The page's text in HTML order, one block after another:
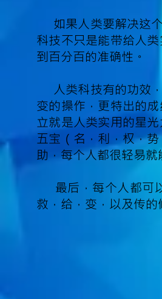
如果人类要解决这
科技不只是能带给人
到百分百的准确性。
人类科技有的功效
变的操作，更特出的
立就是人类实用的星
五宝（名，利，权，
助，每个人都很轻易
最后，每个人都可
救，给，变，以及传的